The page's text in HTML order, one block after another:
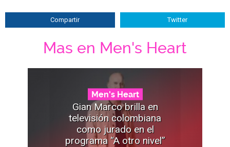
Compartir Twitter
Mas en Men's Heart
Men's Heart
Gian Marco brilla en
televisión colombiana
como jurado en el
programa “A otro nivel”